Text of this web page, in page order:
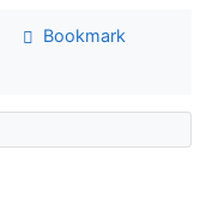
Bookmark